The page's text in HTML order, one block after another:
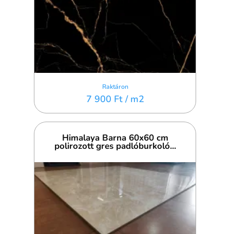
Raktáron
7 900 Ft / m2
Himalaya Barna 60x60 cm
polirozott gres padlóburkoló...